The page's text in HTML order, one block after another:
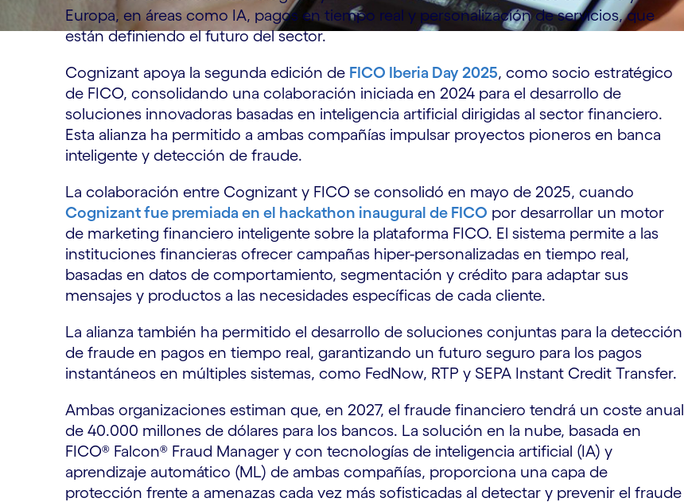
Europa, en áreas como IA, pagos en tiempo real y personalización de servicios, que
están definiendo el futuro del sector.
Cognizant apoya la segunda edición de FICO Iberia Day 2025, como socio estratégico
de FICO, consolidando una colaboración iniciada en 2024 para el desarrollo de
soluciones innovadoras basadas en inteligencia artificial dirigidas al sector financiero.
Esta alianza ha permitido a ambas compañías impulsar proyectos pioneros en banca
inteligente y detección de fraude.
La colaboración entre Cognizant y FICO se consolidó en mayo de 2025, cuando
Cognizant fue premiada en el hackathon inaugural de FICO por desarrollar un motor
de marketing financiero inteligente sobre la plataforma FICO. El sistema permite a las
instituciones financieras ofrecer campañas hiper-personalizadas en tiempo real,
basadas en datos de comportamiento, segmentación y crédito para adaptar sus
mensajes y productos a las necesidades específicas de cada cliente.
La alianza también ha permitido el desarrollo de soluciones conjuntas para la detección
de fraude en pagos en tiempo real, garantizando un futuro seguro para los pagos
instantáneos en múltiples sistemas, como FedNow, RTP y SEPA Instant Credit Transfer.
Ambas organizaciones estiman que, en 2027, el fraude financiero tendrá un coste anual
de 40.000 millones de dólares para los bancos. La solución en la nube, basada en
FICO® Falcon® Fraud Manager y con tecnologías de inteligencia artificial (IA) y
aprendizaje automático (ML) de ambas compañías, proporciona una capa de
protección frente a amenazas cada vez más sofisticadas al detectar y prevenir el fraude